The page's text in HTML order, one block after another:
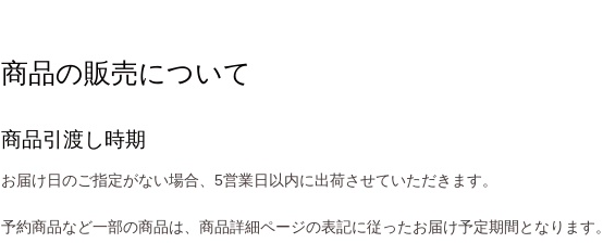
商品の販売について
商品引渡し時期
お届け日のご指定がない場合、5営業日以内に出荷させていただきます。
予約商品など一部の商品は、商品詳細ページの表記に従ったお届け予定期間となります。